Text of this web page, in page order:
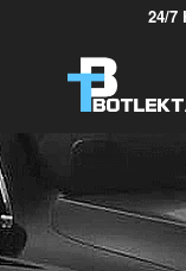
24/7